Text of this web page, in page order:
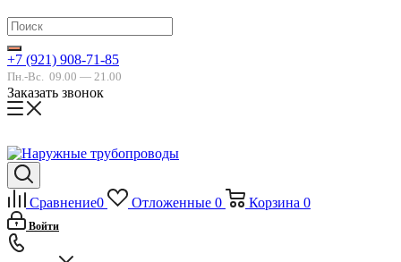
+7 (921) 908-71-85
Пн.-Вс. 09.00 — 21.00
Заказать звонок
Сравнение0 Отложенные 0 Корзина 0
Войти